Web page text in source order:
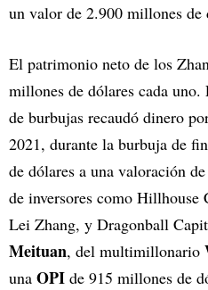
un valor de 2.900 millones de
El patrimonio neto de los
millones de dólares cada
de burbujas recaudó dinero
2021, durante la burbuja de
de dólares a una valoración
de inversores como
Lei Zhang, y Dragonball
Meituan, del multimillonario
una OPI de 915 millones de